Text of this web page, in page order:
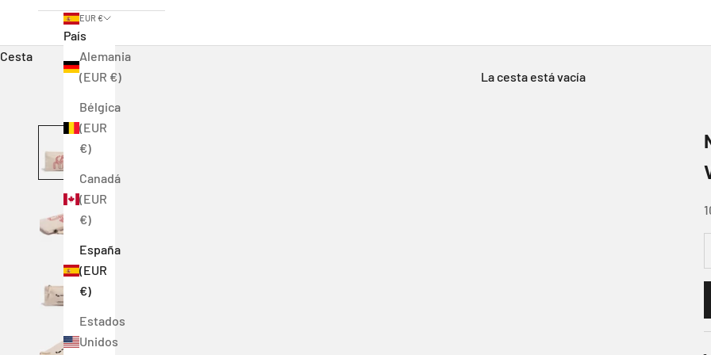
EUR €
País
Alemania
(EUR €)
Bélgica
(EUR
€)
Canadá
(EUR
€)
España
(EUR
€)
Estados
Unidos
Cesta
La cesta está vacía